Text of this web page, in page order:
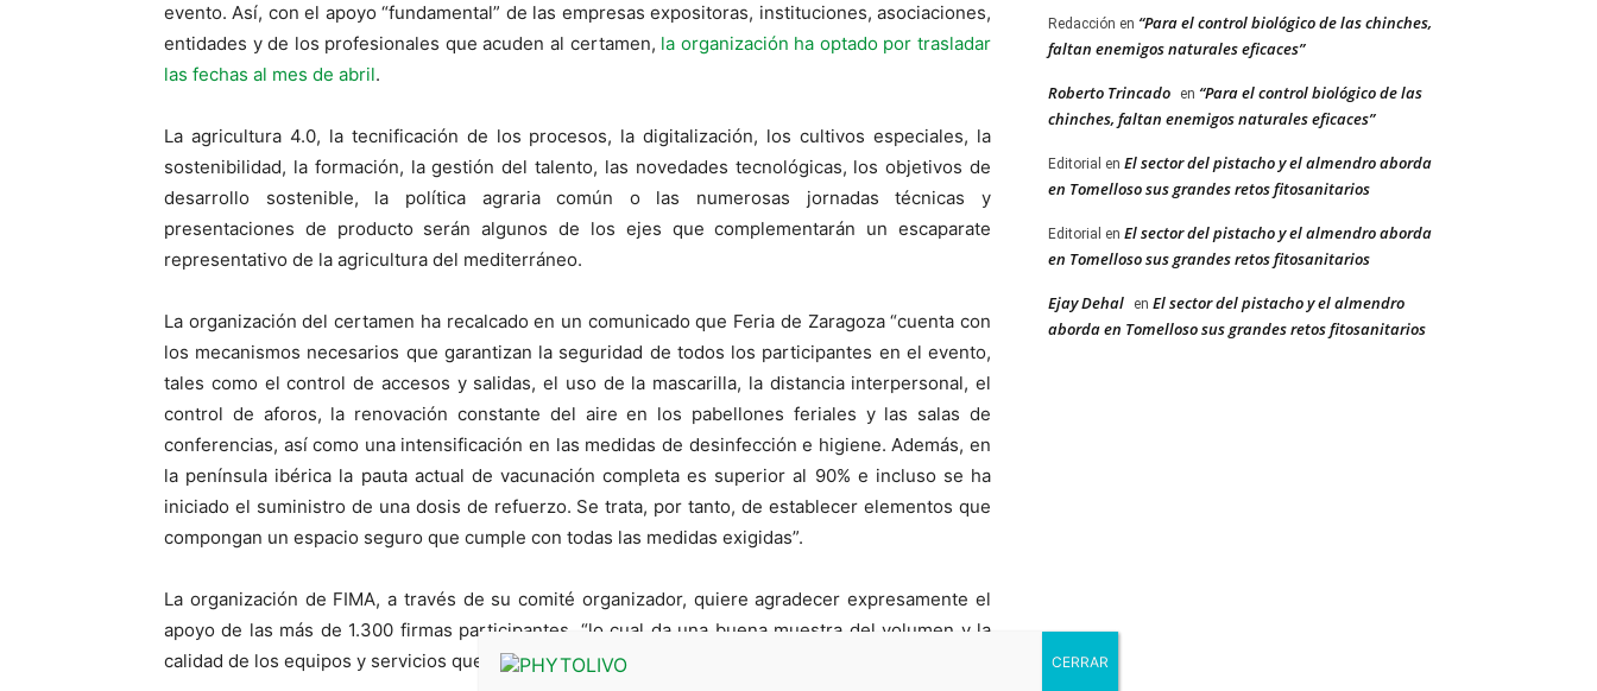
evento. Así, con el apoyo “fundamental” de las empresas expositoras, instituciones, asociaciones,
entidades y de los profesionales que acuden al certamen, la organización ha optado por trasladar
las fechas al mes de abril.
La agricultura 4.0, la tecnificación de los procesos, la digitalización, los cultivos especiales, la
sostenibilidad, la formación, la gestión del talento, las novedades tecnológicas, los objetivos de
desarrollo sostenible, la política agraria común o las numerosas jornadas técnicas y
presentaciones de producto serán algunos de los ejes que complementarán un escaparate
representativo de la agricultura del mediterráneo.
La organización del certamen ha recalcado en un comunicado que Feria de Zaragoza “cuenta con
los mecanismos necesarios que garantizan la seguridad de todos los participantes en el evento,
tales como el control de accesos y salidas, el uso de la mascarilla, la distancia interpersonal, el
control de aforos, la renovación constante del aire en los pabellones feriales y las salas de
conferencias, así como una intensificación en las medidas de desinfección e higiene. Además, en
la península ibérica la pauta actual de vacunación completa es superior al 90% e incluso se ha
iniciado el suministro de una dosis de refuerzo. Se trata, por tanto, de establecer elementos que
compongan un espacio seguro que cumple con todas las medidas exigidas”.
La organización de FIMA, a través de su comité organizador, quiere agradecer expresamente el
apoyo de las más de 1.300 firmas participantes, “lo cual da una buena muestra del volumen y la
calidad de los equipos y servicios que pueden conocerse en el certamen”.
Redacción en “Para el control biológico de las chinches,
faltan enemigos naturales eficaces”
Roberto Trincado en “Para el control biológico de las
chinches, faltan enemigos naturales eficaces”
Editorial en El sector del pistacho y el almendro aborda
en Tomelloso sus grandes retos fitosanitarios
Editorial en El sector del pistacho y el almendro aborda
en Tomelloso sus grandes retos fitosanitarios
Ejay Dehal en El sector del pistacho y el almendro
aborda en Tomelloso sus grandes retos fitosanitarios